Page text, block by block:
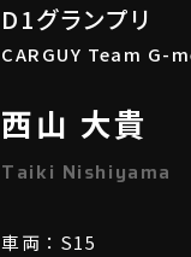
D1グランプリ
CARGUY Team G-
西山 大貴
Taiki Nishiyama
車両：S15